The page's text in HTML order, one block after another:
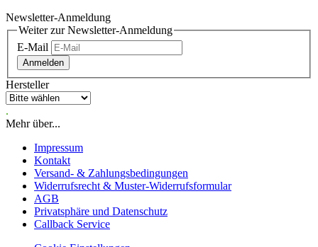
Newsletter-Anmeldung
Weiter zur Newsletter-Anmeldung
E-Mail
Anmelden
Hersteller
.
Mehr über...
Impressum
Kontakt
Versand- & Zahlungsbedingungen
Widerrufsrecht & Muster-Widerrufsformular
AGB
Privatsphäre und Datenschutz
Callback Service